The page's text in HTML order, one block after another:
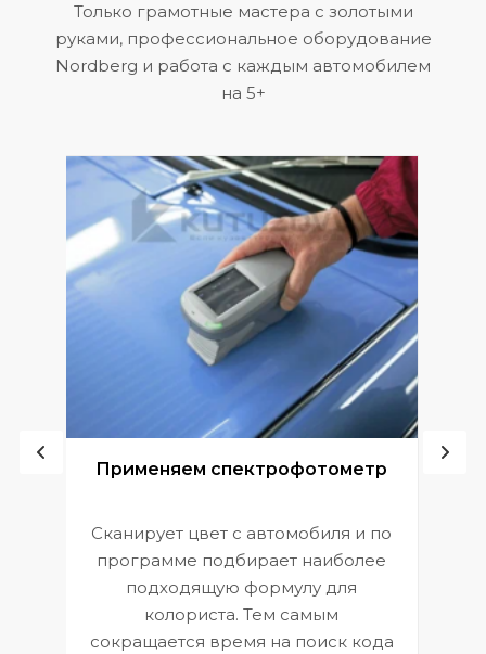
Только грамотные мастера с золотыми
руками, профессиональное оборудование
Nordberg и работа с каждым автомобилем
на 5+
Применяем спектрофотометр
Сканирует цвет с автомобиля и по
программе подбирает наиболее
подходящую формулу для
колориста. Тем самым
сокращается время на поиск кода